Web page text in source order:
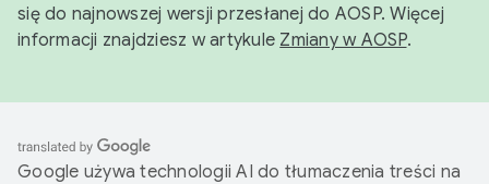
się do najnowszej wersji przesłanej do AOSP. Więcej
informacji znajdziesz w artykule Zmiany w AOSP.
Google używa technologii AI do tłumaczenia treści na